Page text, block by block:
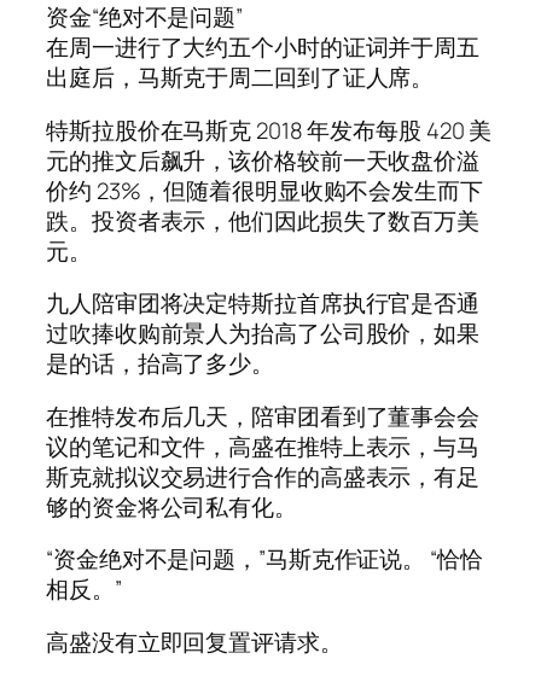
资金“绝对不是问题”
在周一进行了大约五个小时的证词并于周五
出庭后，马斯克于周二回到了证人席。
特斯拉股价在马斯克 2018 年发布每股 420 美
元的推文后飙升，该价格较前一天收盘价溢
价约 23%，但随着很明显收购不会发生而下
跌。投资者表示，他们因此损失了数百万美
元。
九人陪审团将决定特斯拉首席执行官是否通
过吹捧收购前景人为抬高了公司股价，如果
是的话，抬高了多少。
在推特发布后几天，陪审团看到了董事会会
议的笔记和文件，高盛在推特上表示，与马
斯克就拟议交易进行合作的高盛表示，有足
够的资金将公司私有化。
“资金绝对不是问题，”马斯克作证说。 “恰恰
相反。”
高盛没有立即回复置评请求。